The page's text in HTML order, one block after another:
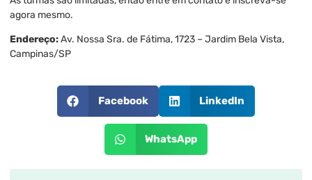
agora mesmo.
Endereço:Av. Nossa Sra. de Fátima, 1723 – Jardim Bela Vista,
Campinas/SP
Facebook LinkedIn
WhatsApp